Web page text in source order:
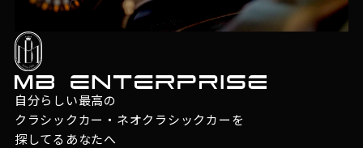
自分らしい最高の
クラシックカー・ネオクラシックカーを
探してるあなたへ